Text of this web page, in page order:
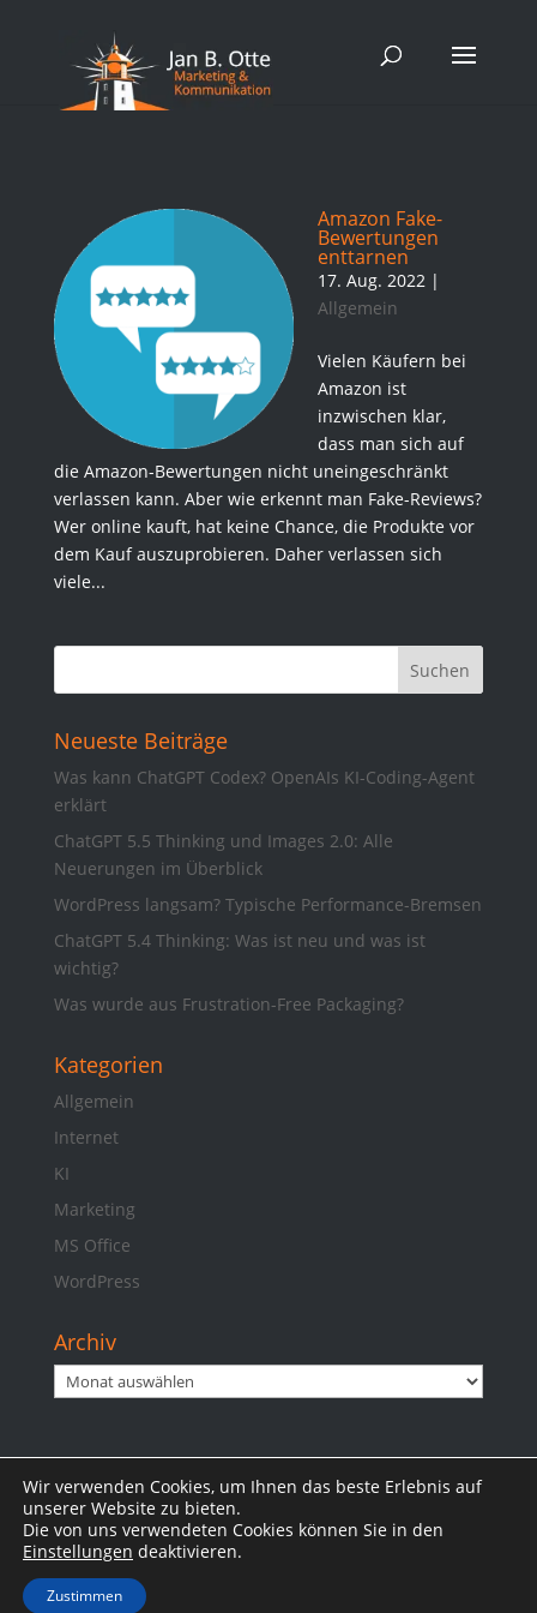
Amazon Fake-
Bewertungen
enttarnen
17. Aug. 2022|
Allgemein
Vielen Käufern bei
Amazon ist
inzwischen klar,
dass man sich auf
die Amazon-Bewertungen nicht uneingeschränkt
verlassen kann. Aber wie erkennt man Fake-Reviews?
Wer online kauft, hat keine Chance, die Produkte vor
dem Kauf auszuprobieren. Daher verlassen sich
viele...
Neueste Beiträge
Was kann ChatGPT Codex? OpenAIs KI-Coding-Agent
erklärt
ChatGPT 5.5 Thinking und Images 2.0: Alle
Neuerungen im Überblick
WordPress langsam? Typische Performance-Bremsen
ChatGPT 5.4 Thinking: Was ist neu und was ist
wichtig?
Was wurde aus Frustration-Free Packaging?
Kategorien
Allgemein
Internet
KI
Marketing
MS Office
WordPress
Archiv
Archiv
Impressum Datenschutzerklärung
© 2025 Jan B. Otte | www.otte.bayern
Wir verwenden Cookies, um Ihnen das beste Erlebnis auf
unserer Website zu bieten.
Die von uns verwendeten Cookies können Sie in den
Einstellungen deaktivieren.
Zustimmen